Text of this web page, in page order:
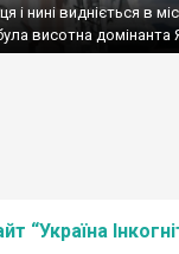
нині видніється в
висотна домінанта
“Україна